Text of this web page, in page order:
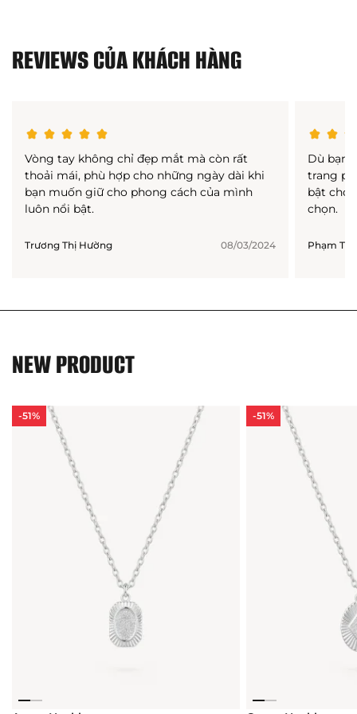
REVIEWS CỦA KHÁCH HÀNG
Vòng tay không chỉ đẹp mắt mà còn rất
thoải mái, phù hợp cho những ngày dài khi
bạn muốn giữ cho phong cách của mình
luôn nổi bật.
Trương Thị Hường 08/03/2024
Dù bạn
trang
bật cho
chọn.
Phạm Thị
NEW PRODUCT
-51% -51%